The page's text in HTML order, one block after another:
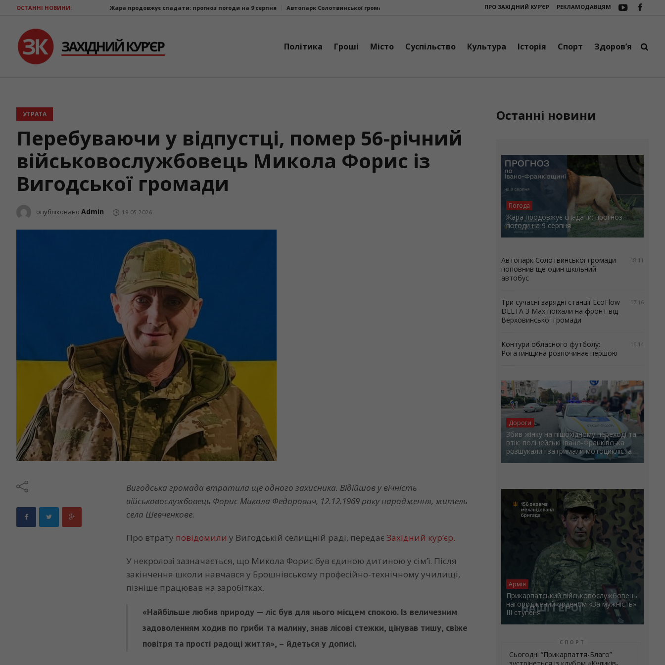
ПРО ЗАХІДНИЙ КУР’ЄР РЕКЛАМОДАВЦЯМ
ОСТАННІ НОВИНИ:Жара продовжує спадати: прогноз погоди на 9 серпня Автопарк Солотвинської громади поповнив ще один шкільний автобус Три сучасні зарядні станції EcoFlow DELTA 3 Max поїхали на
Політика Гроші Місто Суспільство Культура Історія Спорт Здоров’я
УТРАТА
Перебуваючи у відпустці, помер 56-річний
військовослужбовець Микола Форис із
Вигодської громади
опублікованоAdmin 18.05.2026
Вигодська громада втратила ще одного захисника. Відійшов у вічність
військовослужбовець Форис Микола Федорович, 12.12.1969 року народження, житель
села Шевченкове.
Про втрату повідомили у Вигодській селищній раді, передає Західний кур’єр.
У некролозі зазначається, що Микола Форис був єдиною дитиною у сім’ї. Після
закінчення школи навчався у Брошнівському професійно-технічному училищі,
пізніше працював на заробітках.
«Найбільше любив природу — ліс був для нього місцем спокою. Із величезним
задоволенням ходив по гриби та малину, знав лісові стежки, цінував тишу, свіже
повітря та прості радощі життя», – йдеться у дописі.
Останні новини
Погода
Жара продовжує спадати: прогноз
погоди на 9 серпня
18:11
Автопарк Солотвинської громади
поповнив ще один шкільний
автобус
17:16
Три сучасні зарядні станції EcoFlow
DELTA 3 Max поїхали на фронт від
Верховинської громади
16:14
Контури обласного футболу:
Рогатинщина розпочинає першою
Дороги
Збив жінку на пішохідному переході та
втік: поліцейські Івано-Франківська
розшукали і затримали мотоцикліста
Армія
Прикарпатський військовослужбовець
нагороджений орденом «За мужність»
ІІІ ступеня
СПОРТ
Сьогодні “Прикарпаття-Благо”